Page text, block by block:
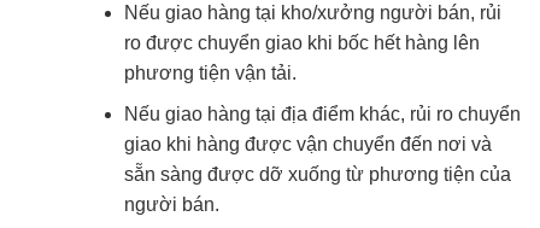
Nếu giao hàng tại kho/xưởng người bán, rủi
ro được chuyển giao khi bốc hết hàng lên
phương tiện vận tải.
Nếu giao hàng tại địa điểm khác, rủi ro chuyển
giao khi hàng được vận chuyển đến nơi và
sẵn sàng được dỡ xuống từ phương tiện của
người bán.